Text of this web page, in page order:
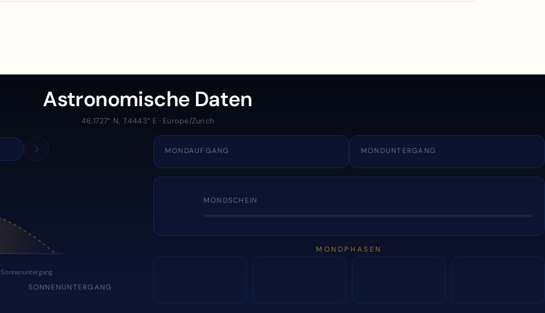
Astronomische Daten
46.1727° N, 7.4443° E · Europe/Zurich
Sonnenuntergang
SONNENUNTERGANG
MONDAUFGANG MONDUNTERGANG
MONDSCHEIN
MONDPHASEN